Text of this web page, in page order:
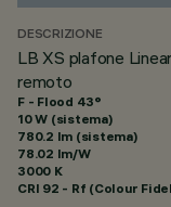
DESCRIZIONE
LB XS plafone
remoto
F - Flood 43°
10 W (sistema)
780.2 lm (sistema)
78.02 lm/W
3000 K
CRI 92 - Rf (Colour